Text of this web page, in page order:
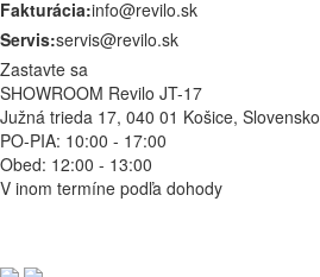
Fakturácia:info@revilo.sk
Servis:servis@revilo.sk
Zastavte sa
SHOWROOM Revilo JT-17
Južná trieda 17, 040 01 Košice, Slovensko
PO-PIA: 10:00 - 17:00
Obed: 12:00 - 13:00
V inom termíne podľa dohody